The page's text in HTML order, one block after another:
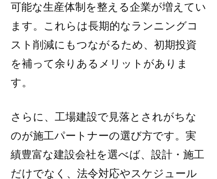
可能な生産体制を整える企業が増えてい
ます。これらは長期的なランニングコ
スト削減にもつながるため、初期投資
を補って余りあるメリットがありま
す。
さらに、工場建設で見落とされがちな
のが施工パートナーの選び方です。実
績豊富な建設会社を選べば、設計・施工
だけでなく、法令対応やスケジュール